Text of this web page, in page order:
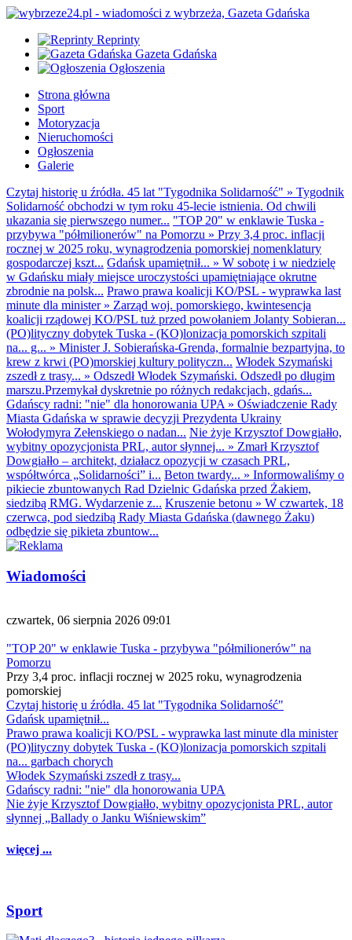
Reprinty
Gazeta Gdańska
Ogłoszenia
Strona główna
Sport
Motoryzacja
Nieruchomości
Ogłoszenia
Galerie
Czytaj historię u źródła. 45 lat "Tygodnika Solidarność" » Tygodnik
Solidarność obchodzi w tym roku 45-lecie istnienia. Od chwili
ukazania się pierwszego numer... "TOP 20" w enklawie Tuska -
przybywa "półmilionerów" na Pomorzu » Przy 3,4 proc. inflacji
rocznej w 2025 roku, wynagrodzenia pomorskiej nomenklatury
gospodarczej kszt... Gdańsk upamiętnił... » W sobotę i w niedzielę
w Gdańsku miały miejsce uroczystości upamiętniające okrutne
zbrodnie na polsk... Prawo prawa koalicji KO/PSL - wyprawka last
minute dla minister» Zarząd woj. pomorskiego, kwintesencja
koalicji rządowej KO/PSL tuż przed powołaniem Jolanty Sobieran...
(PO)lityczny dobytek Tuska - (KO)lonizacja pomorskich szpitali
na... g... » Minister J. Sobierańska-Grenda, formalnie bezpartyjna, to
krew z krwi (PO)morskiej kultury polityczn... Włodek Szymański
zszedł z trasy... » Odszedł Włodek Szymański. Odszedł po długim
marszu.Przemykał dyskretnie po różnych redakcjach, gdańs...
Gdańscy radni: "nie" dla honorowania UPA » Oświadczenie Rady
Miasta Gdańska w sprawie decyzji Prezydenta Ukrainy
Wołodymyra Zełenskiego o nadan... Nie żyje Krzysztof Dowgiałło,
wybitny opozycjonista PRL, autor słynnej... » Zmarł Krzysztof
Dowgiałło – architekt, działacz opozycji w czasach PRL,
współtwórca „Solidarności” i... Beton twardy... » Informowaliśmy o
pikiecie zbuntowanych Rad Dzielnic Gdańska przed Żakiem,
siedzibą RMG. Wydarzenie z... Kruszenie betonu » W czwartek, 18
czerwca, pod siedzibą Rady Miasta Gdańska (dawnego Żaku)
odbędzie się pikieta zbuntow...
Wiadomości
czwartek, 06 sierpnia 2026 09:01
"TOP 20" w enklawie Tuska - przybywa "półmilionerów" na
Pomorzu
Przy 3,4 proc. inflacji rocznej w 2025 roku, wynagrodzenia
pomorskiej
Czytaj historię u źródła. 45 lat "Tygodnika Solidarność"
Gdańsk upamiętnił...
Prawo prawa koalicji KO/PSL - wyprawka last minute dla minister
(PO)lityczny dobytek Tuska - (KO)lonizacja pomorskich szpitali
na... garbach chorych
Włodek Szymański zszedł z trasy...
Gdańscy radni: "nie" dla honorowania UPA
Nie żyje Krzysztof Dowgiałło, wybitny opozycjonista PRL, autor
słynnej „Ballady o Janku Wiśniewskim”
więcej ...
Sport